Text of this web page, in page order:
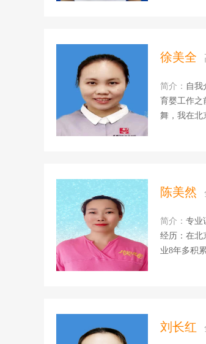
徐美全
简介： 自我
育婴工作之
舞，我在北
年离职之后
花都接的月
陈美然
简介： 专业
经历：在北
业8年多积
到健康营养
刘长红